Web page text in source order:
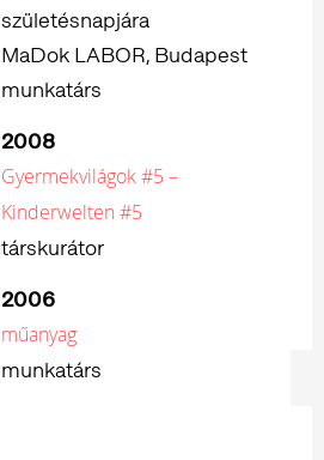
születésnapjára
MaDok LABOR, Budapest
munkatárs
2008
Gyermekvilágok #5 –
Kinderwelten #5
társkurátor
2006
műanyag
munkatárs